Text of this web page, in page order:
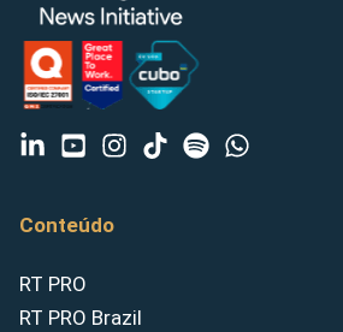
Conteúdo
RT PRO
RT PRO Brazil